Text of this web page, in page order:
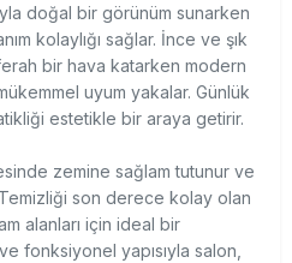
doğal bir görünüm sunarken
kolaylığı sağlar. İnce ve şık
bir hava katarken modern
uyum yakalar. Günlük
estetikle bir araya getirir.
zemine sağlam tutunur ve
son derece kolay olan
alanları için ideal bir
fonksiyonel yapısıyla salon,